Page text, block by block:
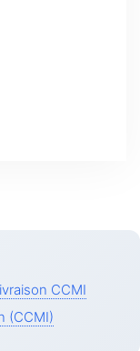
CCMI
(CCMI)